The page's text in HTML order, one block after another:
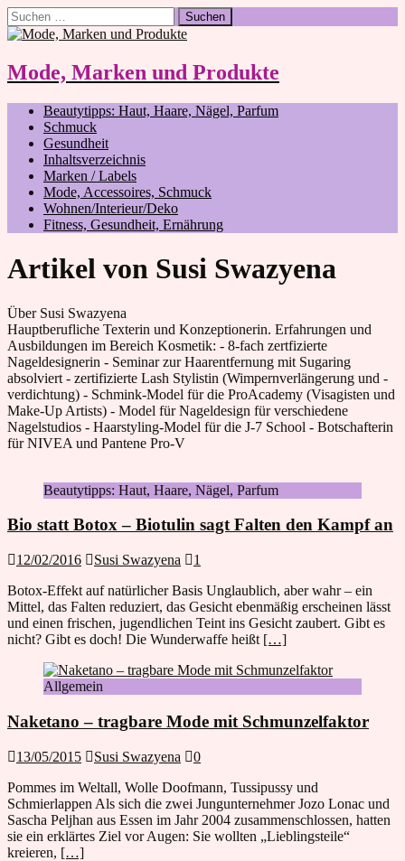
Suchen
nach:
Mode, Marken und Produkte
Beautytipps: Haut, Haare, Nägel, Parfum
Schmuck
Gesundheit
Inhaltsverzeichnis
Marken / Labels
Mode, Accessoires, Schmuck
Wohnen/Interieur/Deko
Fitness, Gesundheit, Ernährung
Artikel von Susi Swazyena
Über Susi Swazyena
Hauptberufliche Texterin und Konzeptionerin. Erfahrungen und
Ausbildungen im Bereich Kosmetik: - 8-fach zertfizierte
Nageldesignerin - Seminar zur Haarentfernung mit Sugaring
absolviert - zertifizierte Lash Stylistin (Wimpernverlängerung und -
verdichtung) - Schmink-Model für die ProAcademy (Visagisten und
Make-Up Artists) - Model für Nageldesign für verschiedene
Nagelstudios - Haarstyling-Model für die J-7 School - Botschafterin
für NIVEA und Pantene Pro-V
Beautytipps: Haut, Haare, Nägel, Parfum
Bio statt Botox – Biotulin sagt Falten den Kampf an
12/02/2016 Susi Swazyena
1
Botox-Effekt auf natürlicher Basis Unglaublich, aber wahr – ein
Mittel, das Falten reduziert, das Gesicht ebenmäßig erscheinen lässt
und einen frischen, jugendlichen Teint ins Gesicht zaubert. Gibt es
nicht? Gibt es doch! Die Wunderwaffe heißt […]
Allgemein
Naketano – tragbare Mode mit Schmunzelfaktor
13/05/2015 Susi Swazyena
0
Pommes im Weltall, Wolle Doofmann, Tussipussy und
Schmierlappen Als sich die zwei Jungunternehmer Jozo Lonac und
Sascha Peljhan aus Essen im Jahr 2004 zusammenschlossen, hatten
sie ein erklärtes Ziel vor Augen: Sie wollten „Lieblingsteile“
kreieren, […]